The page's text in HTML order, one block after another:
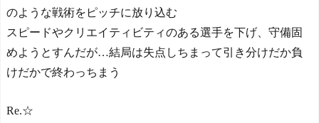
のような戦術をピッチに放り込む
スピードやクリエイティビティのある選手を下げ、守備固
めようとすんだが…結局は失点しちまって引き分けだか負
けだかで終わっちまう
Re.☆